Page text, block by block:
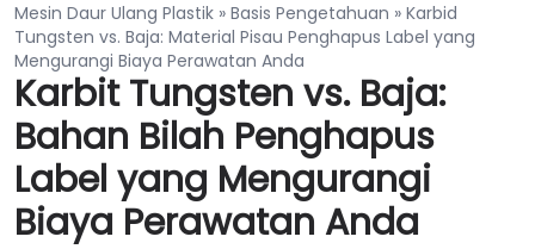
Mesin Daur Ulang Plastik » Basis Pengetahuan » Karbid
Tungsten vs. Baja: Material Pisau Penghapus Label yang
Mengurangi Biaya Perawatan Anda
Karbit Tungsten vs. Baja:
Bahan Bilah Penghapus
Label yang Mengurangi
Biaya Perawatan Anda